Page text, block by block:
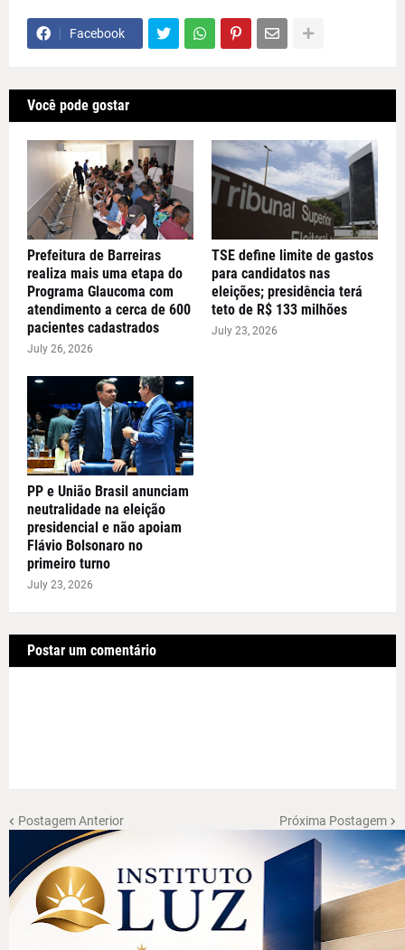
Facebook
Você pode gostar
Prefeitura de Barreiras
realiza mais uma etapa do
Programa Glaucoma com
atendimento a cerca de 600
pacientes cadastrados
July 26, 2026
TSE define limite de gastos
para candidatos nas
eleições; presidência terá
teto de R$ 133 milhões
July 23, 2026
PP e União Brasil anunciam
neutralidade na eleição
presidencial e não apoiam
Flávio Bolsonaro no
primeiro turno
July 23, 2026
Postar um comentário
Postagem Anterior Próxima Postagem